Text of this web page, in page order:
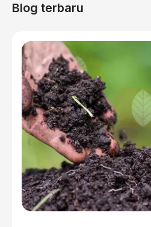
Blog terbaru